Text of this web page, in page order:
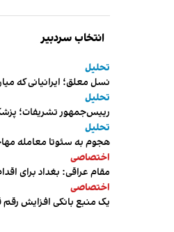
انتخاب سردبیر
تحلیل
نسل معلق؛ ایرانیانی که
تحلیل
رییس‌جمهور تشریفات؛
تحلیل
هجوم به سئوتا معامله
اختصاصی
مقام عراقی: بغداد برای
اختصاصی
یک منبع بانکی افزایش